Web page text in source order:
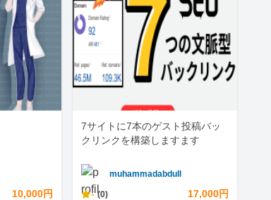
10,000円
7サイトに7本のゲスト投稿バッ
クリンクを構築しますます
muhammadabdull
- (0) 17,000円